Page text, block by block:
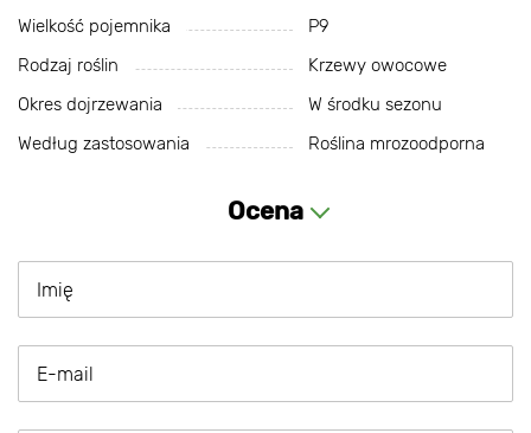
Wielkość pojemnika
P9
Rodzaj roślin
Krzewy owocowe
Okres dojrzewania
W środku sezonu
Według zastosowania
Roślina mrozoodporna
Ocena